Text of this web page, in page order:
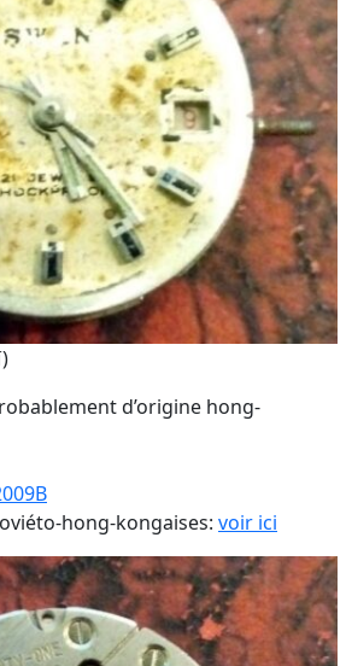
d’origine hong-
hong-kongaises: voir ici